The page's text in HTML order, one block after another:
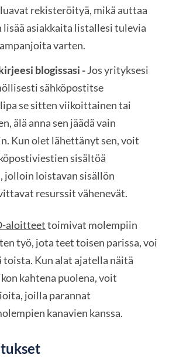
rekisteröityä, mikä auttaa
lisää asiakkaita listallesi tulevia
varten.
blogissasi -Jos yrityksesi
sähköpostitse
se sitten viikoittainen tai
älä anna sen jäädä vain
Kun olet lähettänyt sen, voit
sisältöä
jolloin loistavan sisällön
resurssit vähenevät.
aloitteettoimivat molempiin
työ, jota teet toisen parissa, voi
Kun alat ajatella näitä
kahtena puolena, voit
joilla parannat
kanavien kanssa.